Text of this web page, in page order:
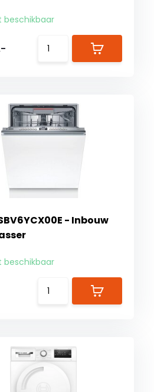
beschikbaar
- Inbouw
beschikbaar